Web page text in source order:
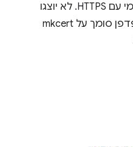
שהאתר פועל באופן מקומי עם HTTPS. לא יוצגו
אזהרות בדפדפן, כי הדפדפן סומך על mkcert